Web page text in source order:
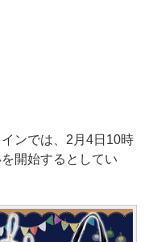
ンでは、2月4日10時
開始するとしてい